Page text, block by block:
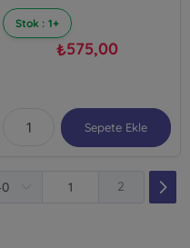
Stok : 1+
₺575,00
Sepete Ekle
2